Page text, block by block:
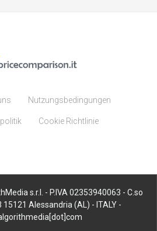
Nutzungsbedingungen
Cookie Richtlinie
s.r.l. - P.IVA 02353940063 - C.so
15121 Alessandria (AL) - ITALY -